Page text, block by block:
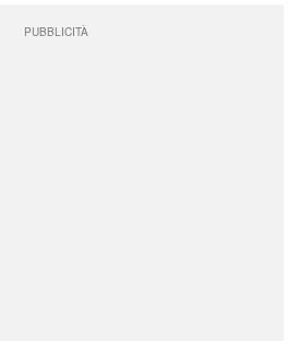
PUBBLICITÀ